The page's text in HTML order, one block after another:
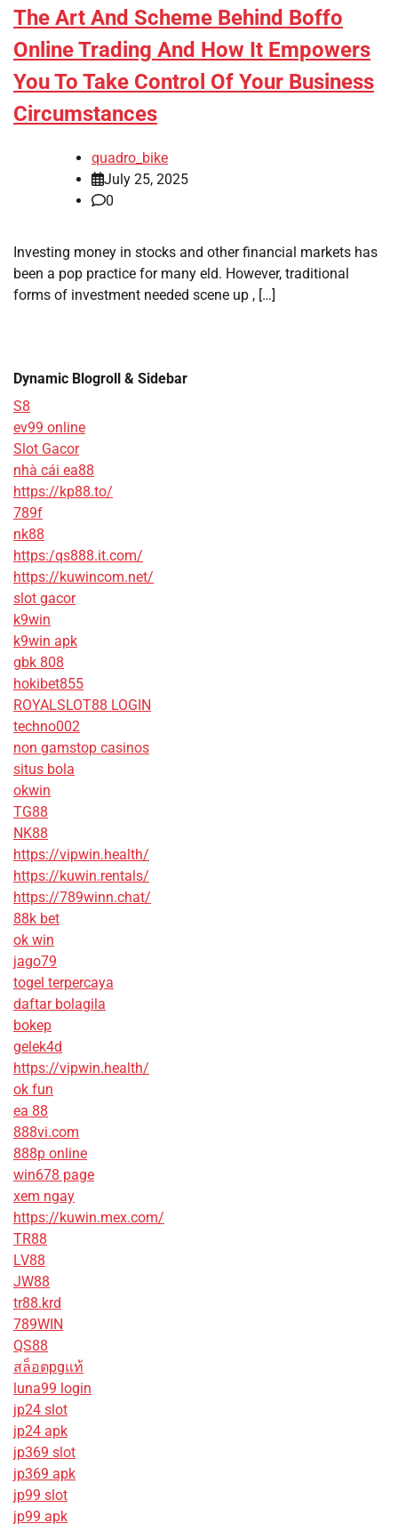
The Art And Scheme Behind Boffo
Online Trading And How It Empowers
You To Take Control Of Your Business
Circumstances
quadro_bike
July 25, 2025
0
Investing money in stocks and other financial markets has
been a pop practice for many eld. However, traditional
forms of investment needed scene up , […]
Dynamic Blogroll & Sidebar
S8
ev99 online
Slot Gacor
nhà cái ea88
https://kp88.to/
789f
nk88
https:/qs888.it.com/
https://kuwincom.net/
slot gacor
k9win
k9win apk
gbk 808
hokibet855
ROYALSLOT88 LOGIN
techno002
non gamstop casinos
situs bola
okwin
TG88
NK88
https://vipwin.health/
https://kuwin.rentals/
https://789winn.chat/
88k bet
ok win
jago79
togel terpercaya
daftar bolagila
bokep
gelek4d
https://vipwin.health/
ok fun
ea 88
888vi.com
888p online
win678 page
xem ngay
https://kuwin.mex.com/
TR88
LV88
JW88
tr88.krd
789WIN
QS88
สล็อตpgแท้
luna99 login
jp24 slot
jp24 apk
jp369 slot
jp369 apk
jp99 slot
jp99 apk